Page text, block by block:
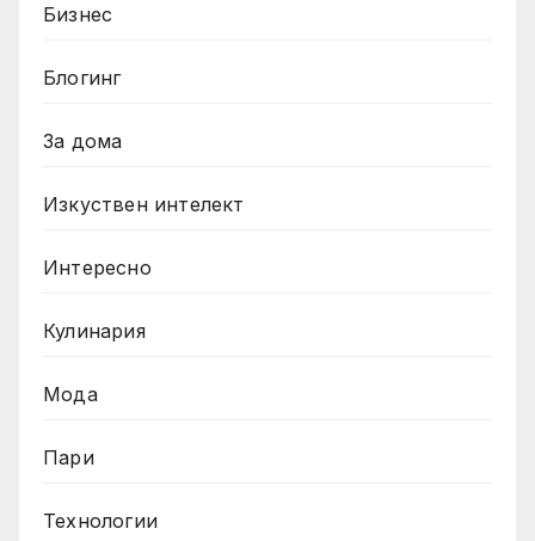
Бизнес
Блогинг
За дома
Изкуствен интелект
Интересно
Кулинария
Мода
Пари
Технологии